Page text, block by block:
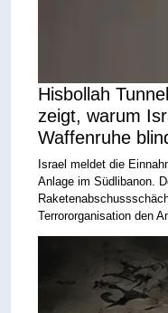
Hisbollah
zeigt, warum
Waffenruhe
Israel meldet die
Anlage im Südlibanon.
Terrororganisation den